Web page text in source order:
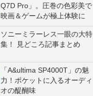
Q7D Pro」。圧巻の色彩美で
映画＆ゲームが極上体験に
ソニーミラーレス一眼の大特
集！ 見どころ記事まとめ
「A&ultima SP4000T」の魅
力！ポケットに入るオーディ
オの醍醐味